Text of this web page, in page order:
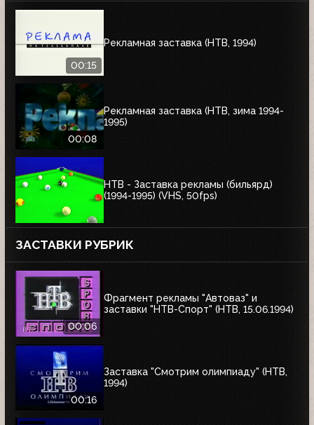
00:15
Рекламная заставка (НТВ, 1994)
00:08
Рекламная заставка (НТВ, зима 1994-
1995)
НТВ - Заставка рекламы (бильярд)
(1994-1995) (VHS, 50fps)
ЗАСТАВКИ РУБРИК
00:06
Фрагмент рекламы "Автоваз" и
заставки "НТВ-Спорт" (НТВ, 15.06.1994)
00:16
Заставка "Смотрим олимпиаду" (НТВ,
1994)